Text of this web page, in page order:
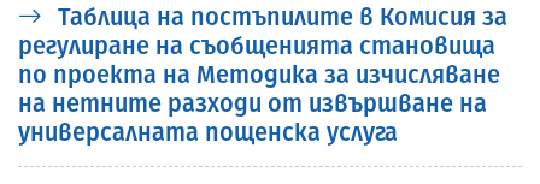
Таблица на постъпилите в Комисия за
регулиране на съобщенията становища
по проекта на Методика за изчисляване
на нетните разходи от извършване на
универсалната пощенска услуга